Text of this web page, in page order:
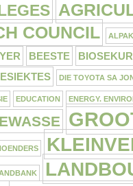
COUNCIL
BEESTE
DIE TOYOTA SA
EDUCATION ENERGY.